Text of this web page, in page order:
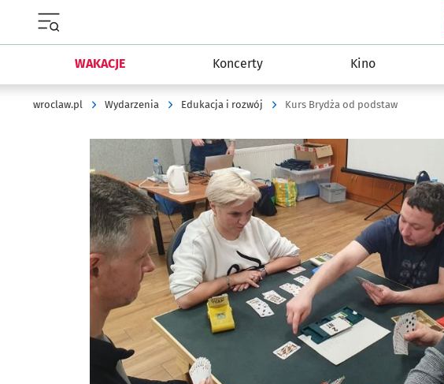
WAKACJE Koncerty Kino
wroclaw.pl Wydarzenia Edukacja i rozwój Kurs Brydża od podstaw
Kliknij, aby powiększyć